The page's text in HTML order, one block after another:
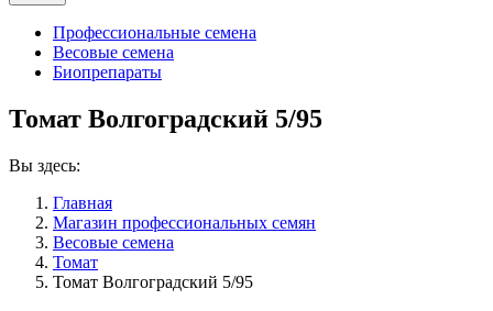
Профессиональные семена
Весовые семена
Биопрепараты
Томат Волгоградский 5/95
Вы здесь:
Главная
Магазин профессиональных семян
Весовые семена
Томат
Томат Волгоградский 5/95